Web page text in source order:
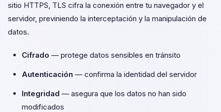
sitio HTTPS, TLS cifra la conexión entre tu navegador y el
servidor, previniendo la interceptación y la manipulación de
datos.
Cifrado — protege datos sensibles en tránsito
Autenticación — confirma la identidad del servidor
Integridad — asegura que los datos no han sido
modificados